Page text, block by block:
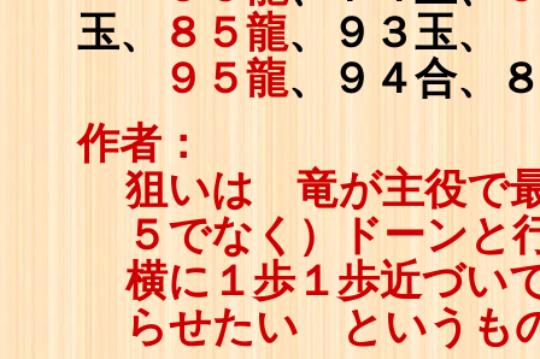
玉、
８５龍、９３玉、
９５龍、９４合、
作者：
狙いは 竜が主役で
５でなく）ドーンと
横に１歩１歩近づい
らせたい というも